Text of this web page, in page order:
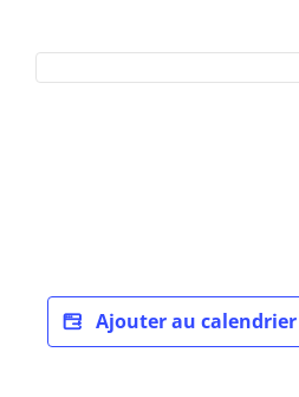
Ajouter au calendrier